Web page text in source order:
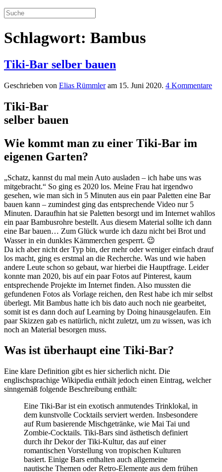
Schlagwort: Bambus
Tiki-Bar selber bauen
Geschrieben von Elias Rümmleram 15. Juni 2020. 4 Kommentare
Tiki-Bar
selber bauen
Wie kommt man zu einer Tiki-Bar im
eigenen Garten?
„Schatz, kannst du mal mein Auto ausladen – ich habe uns was
mitgebracht.“ So ging es 2020 los. Meine Frau hat irgendwo
gesehen, wie man sich in 5 Minuten aus ein paar Paletten eine Bar
bauen kann – zumindest ging das entsprechende Video nur 5
Minuten. Daraufhin hat sie Paletten besorgt und im Internet wahllos
ein paar Bambusrohre bestellt. Aus diesem Material sollte ich dann
eine Bar bauen… Zum Glück wurde ich dazu nicht bei Brot und
Wasser in ein dunkles Kämmerchen gesperrt. 😉
Da ich aber nicht der Typ bin, der mehr oder weniger einfach drauf
los macht, ging es erstmal an die Recherche. Was und wie haben
andere Leute schon so gebaut, war hierbei die Hauptfrage. Leider
konnte man 2020, bis auf ein paar Fotos auf Pinterest, kaum
entsprechende Projekte im Internet finden. Also mussten die
gefundenen Fotos als Vorlage reichen, den Rest habe ich mir selbst
überlegt. Mit Bambus hatte ich bis dato auch noch nie gearbeitet,
somit ist es dann doch auf Learning by Doing hinausgelaufen. Ein
paar Skizzen gab es natürlich, nicht zuletzt, um zu wissen, was ich
noch an Material besorgen muss.
Was ist überhaupt eine Tiki-Bar?
Eine klare Definition gibt es hier sicherlich nicht. Die
englischsprachige Wikipedia enthält jedoch einen Eintrag, welcher
sinngemäß folgende Beschreibung enthält:
Eine Tiki-Bar ist ein exotisch anmutendes Trinklokal, in
dem kunstvolle Cocktails serviert werden. Insbesondere
auf Rum basierende Mischgetränke, wie Mai Tai und
Zombie-Cocktails. Tiki-Bars sind ästhetisch definiert
durch ihr Dekor der Tiki-Kultur, das auf einer
romantischen Vorstellung von tropischen Kulturen
basiert. Einige Bars enthalten auch allgemeine
nautische Themen oder Retro-Elemente aus dem frühen